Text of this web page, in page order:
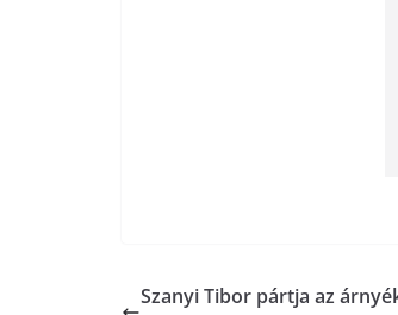
Szanyi Tibor pártja az